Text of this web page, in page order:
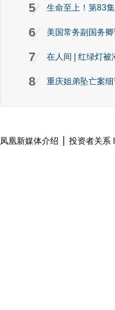
5 生命至上！第83
6 美国常务副国务
7 在人间 | 红绿灯被
8 重庆姐弟坠亡案
凤凰新媒体介绍 投资者关系